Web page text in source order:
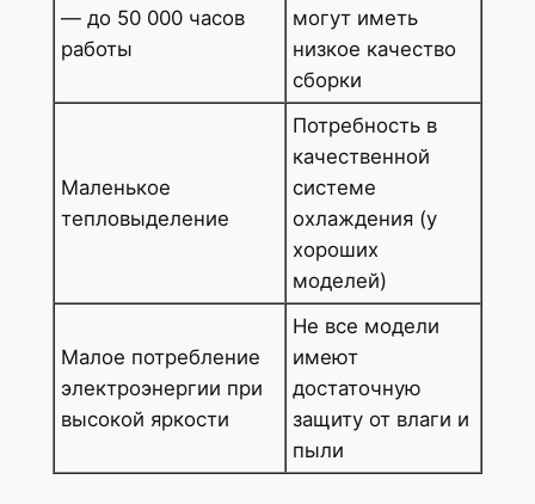
— до 50 000 часов
работы
могут иметь
низкое качество
сборки
Маленькое
тепловыделение
Потребность в
качественной
системе
охлаждения (у
хороших
моделей)
Малое потребление
электроэнергии при
высокой яркости
Не все модели
имеют
достаточную
защиту от влаги и
пыли